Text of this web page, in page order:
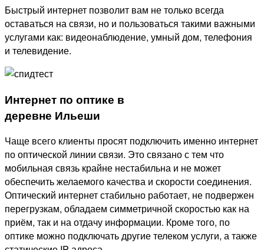
Быстрый интернет позволит вам не только всегда
оставаться на связи, но и пользоваться такими важными
услугами как: видеонаблюдение, умный дом, телефония
и телевидение.
Интернет по оптике в
деревне Ильеши
Чаще всего клиенты просят подключить именно интернет
по оптической линии связи. Это связано с тем что
мобильная связь крайне нестабильна и не может
обеспечить желаемого качества и скорости соединения.
Оптический интернет стабильно работает, не подвержен
перегрузкам, обладаем симметричной скоростью как на
приём, так и на отдачу информации. Кроме того, по
оптике можно подключать другие телеком услуги, а также